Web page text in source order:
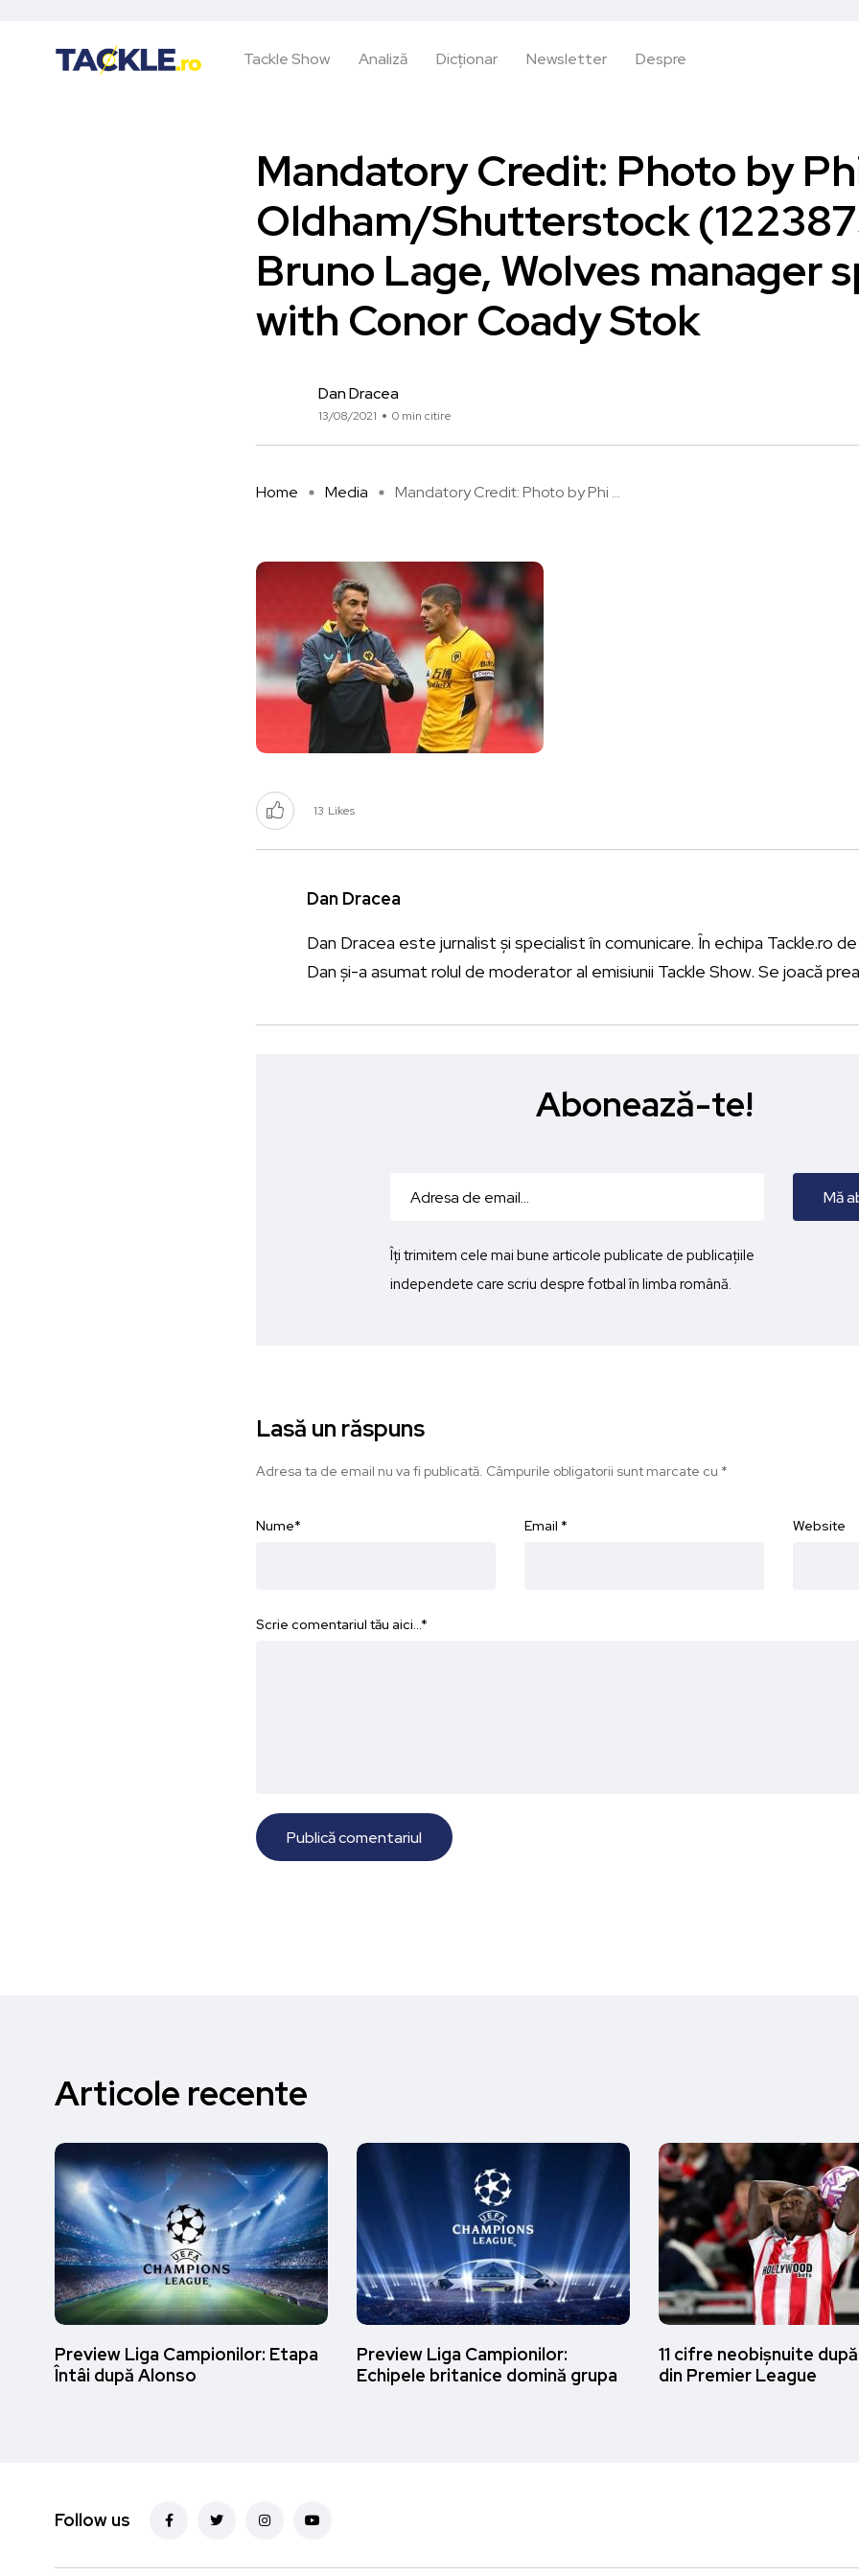
Tackle Show Analiză Dicționar Newsletter Despre
Mandatory Credit: Photo by
Oldham/Shutterstock
Bruno Lage, Wolves manager
with Conor Coady Stok
Dan Dracea
13/08/2021 0 min citire
Home Media Mandatory Credit: Photo by Phi ...
13 Likes
Dan Dracea
Dan Dracea este jurnalist și specialist în comunicare. În echipa Tackle.ro de
Dan și-a asumat rolul de moderator al emisiunii Tackle Show. Se joacă
Abonează-te!
Îți trimitem cele mai bune articole publicate de publicațiile
independete care scriu despre fotbal în limba română.
Lasă un răspuns
Adresa ta de email nu va fi publicată. Câmpurile obligatorii sunt marcate cu *
Nume* Email * Website
Scrie comentariul tău aici...*
Articole recente
Preview Liga Campionilor: Etapa
Întâi după Alonso
Preview Liga Campionilor:
Echipele britanice domină grupa
11 cifre neobișnuite după
din Premier League
Follow us